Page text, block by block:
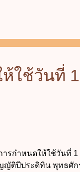
ใช้วันที่
รกำหนดให้ใช้วันที่ 1
ญัติปีประดิทิน พุทธศัก